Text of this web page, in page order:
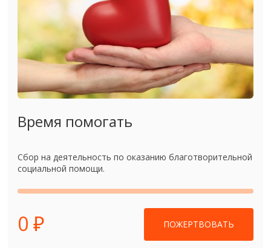
Время помогать
Сбор на деятельность по оказанию благотворительной
социальной помощи.
0 ₽ ПОЖЕРТВОВАТЬ